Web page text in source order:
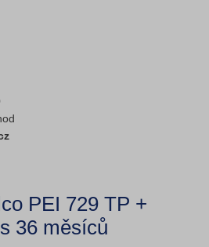
PEI 729 TP +
36 měsíců